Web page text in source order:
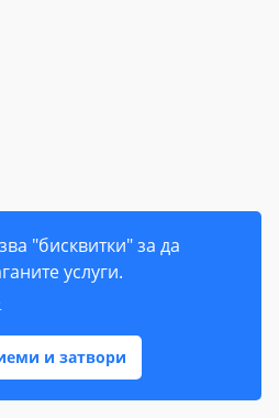
"бисквитки" за да
услуги.
и затвори